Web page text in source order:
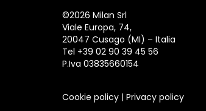
©2026 Milan Srl
Viale Europa, 74,
20047 Cusago (MI) – Italia
Tel +39 02 90 39 45 56
P.Iva 03835660154
Cookie policy | Privacy policy